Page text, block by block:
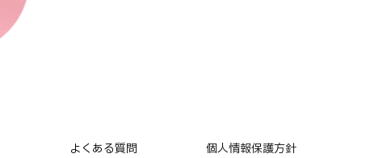
よくある質問 個人情報保護方針